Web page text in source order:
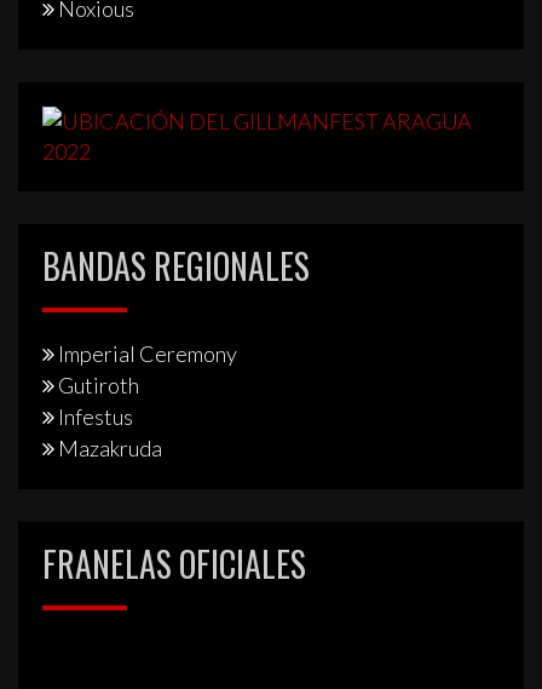
Noxious
BANDAS REGIONALES
Imperial Ceremony
Gutiroth
Infestus
Mazakruda
FRANELAS OFICIALES